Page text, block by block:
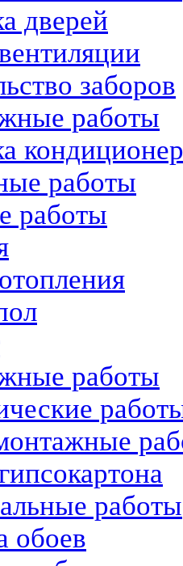
дверей
заборов
работы
работы
работы
работы
работы
обоев